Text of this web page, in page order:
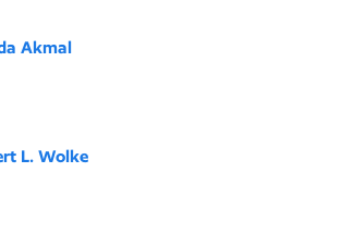
Akmal
L. Wolke